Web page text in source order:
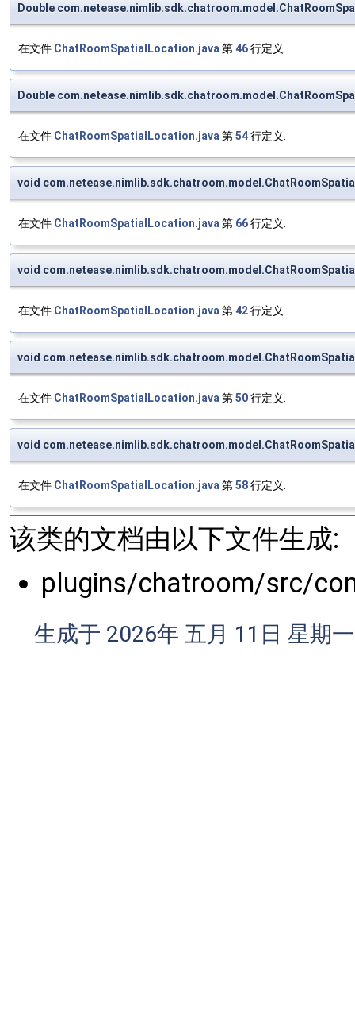
Double
在文件 ChatRoomSpatialLocation.java 第 46行定义.
Double
在文件 ChatRoomSpatialLocation.java 第54行定义.
void
在文件 ChatRoomSpatialLocation.java 第 66行定义.
void
在文件 ChatRoomSpatialLocation.java 第 42行定义.
void
在文件 ChatRoomSpatialLocation.java 第50行定义.
void
在文件 ChatRoomSpatialLocation.java 第58行定义.
该类的文档由以下文件生成:
plugins/chatroom/src/
生成于 2026年 五月 11日 星期